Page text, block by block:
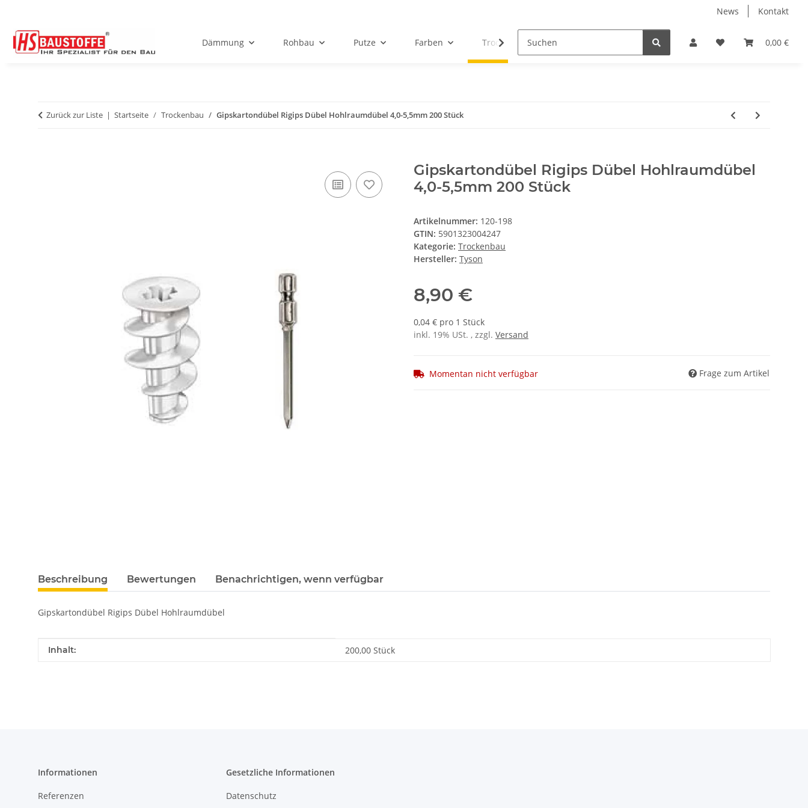
News Kontakt
0,00 €
Dämmung Rohbau Putze Farben Trockenbau Fliesen Zubehör Receiver
Zurück zur Liste Startseite Trockenbau Gipskartondübel Rigips Dübel Hohlraumdübel 4,0-5,5mm 200 Stück
Gipskartondübel Rigips Dübel Hohlraumdübel
4,0-5,5mm 200 Stück
Artikelnummer: 120-198
GTIN: 5901323004247
Kategorie: Trockenbau
Hersteller: Tyson
8,90 €
0,04 € pro 1 Stück
inkl. 19% USt. , zzgl. Versand
Momentan nicht verfügbar Frage zum Artikel
Beschreibung Bewertungen Benachrichtigen, wenn verfügbar
Gipskartondübel Rigips Dübel Hohlraumdübel
Produkteigenschaft
Wert
Inhalt: 200,00 Stück
Informationen
Referenzen
Gesetzliche Informationen
Datenschutz